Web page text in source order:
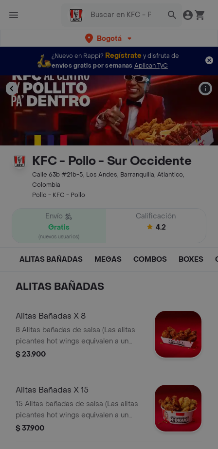
Bogotá
¿Nuevo en Rappi? Regístratey disfruta de
envíos gratis por semanas Aplican TyC
KFC - Pollo - Sur Occidente
Calle 63b #21b-5, Los Andes, Barranquilla, Atlantico,
Colombia
Pollo - KFC - Pollo
Envío
Gratis
(nuevos usuarios)
Calificación
4.2
ALITAS BAÑADAS MEGAS COMBOS BOXES
ALITAS BAÑADAS
Alitas Bañadas X 8
8 Alitas bañadas de salsa (Las alitas
picantes hot wings equivalen a un
trozo de ala)
$ 23.900
Alitas Bañadas X 15
15 Alitas bañadas de salsa (Las alitas
picantes hot wings equivalen a un
trozo de ala)
$ 37.900